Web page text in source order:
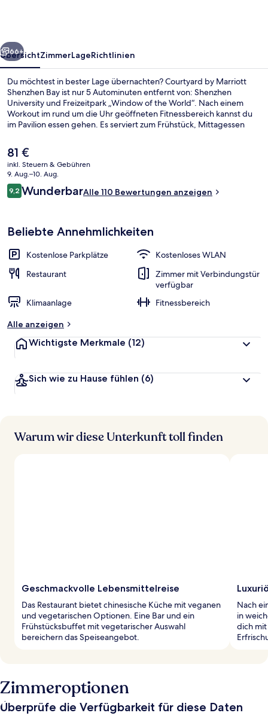
Weiter
66+
ÜbersichtZimmerLageRichtlinien
Du möchtest in bester Lage übernachten? Courtyard by Marriott
Shenzhen Bay ist nur 5 Autominuten entfernt von: Shenzhen
University und Freizeitpark „Window of the World“. Nach einem
Workout im rund um die Uhr geöffneten Fitnessbereich kannst du
im Pavilion essen gehen. Es serviert zum Frühstück, Mittagessen
dem Auto nur 5 Minuten entfernt: Happy Valley und Splendid China
Folk Village. Die Unterkunft ist nur einen kurzen Fußmarsch von den
öffentlichen Verkehrsmitteln entfernt: Zur U-Bahn (U-Bahn-Station
High-Tech South) sind es 14 Minuten.
Der
aktuelle
Preis
beträgt
81 €.
81 €
inkl. Steuern & Gebühren
9. Aug.–10. Aug.
Bewertungen
9,29,2 von 10.
WunderbarAlle 110 Bewertungen anzeigen
Beliebte Annehmlichkeiten
Kostenlose Parkplätze
Kostenloses WLAN
Restaurant
Zimmer mit Verbindungstür
verfügbar
Klimaanlage
Fitnessbereich
Alle anzeigen
Wichtigste Merkmale (12)
Sich wie zu Hause fühlen (6)
Warum wir diese Unterkunft toll finden
Geschmackvolle Lebensmittelreise
Das Restaurant bietet chinesische Küche mit veganen
und vegetarischen Optionen. Eine Bar und ein
Frühstücksbuffet mit vegetarischer Auswahl
bereichern das Speiseangebot.
Nach
in
dich
Zimmeroptionen
Überprüfe die Verfügbarkeit für diese Daten